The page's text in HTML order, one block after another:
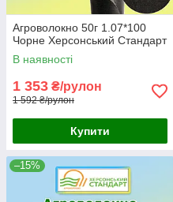
Агроволокно 50г 1.07*100
Чорне Херсонський Стандарт
В наявності
1 353 ₴/рулон
1 592 ₴/рулон
Купити
–15%